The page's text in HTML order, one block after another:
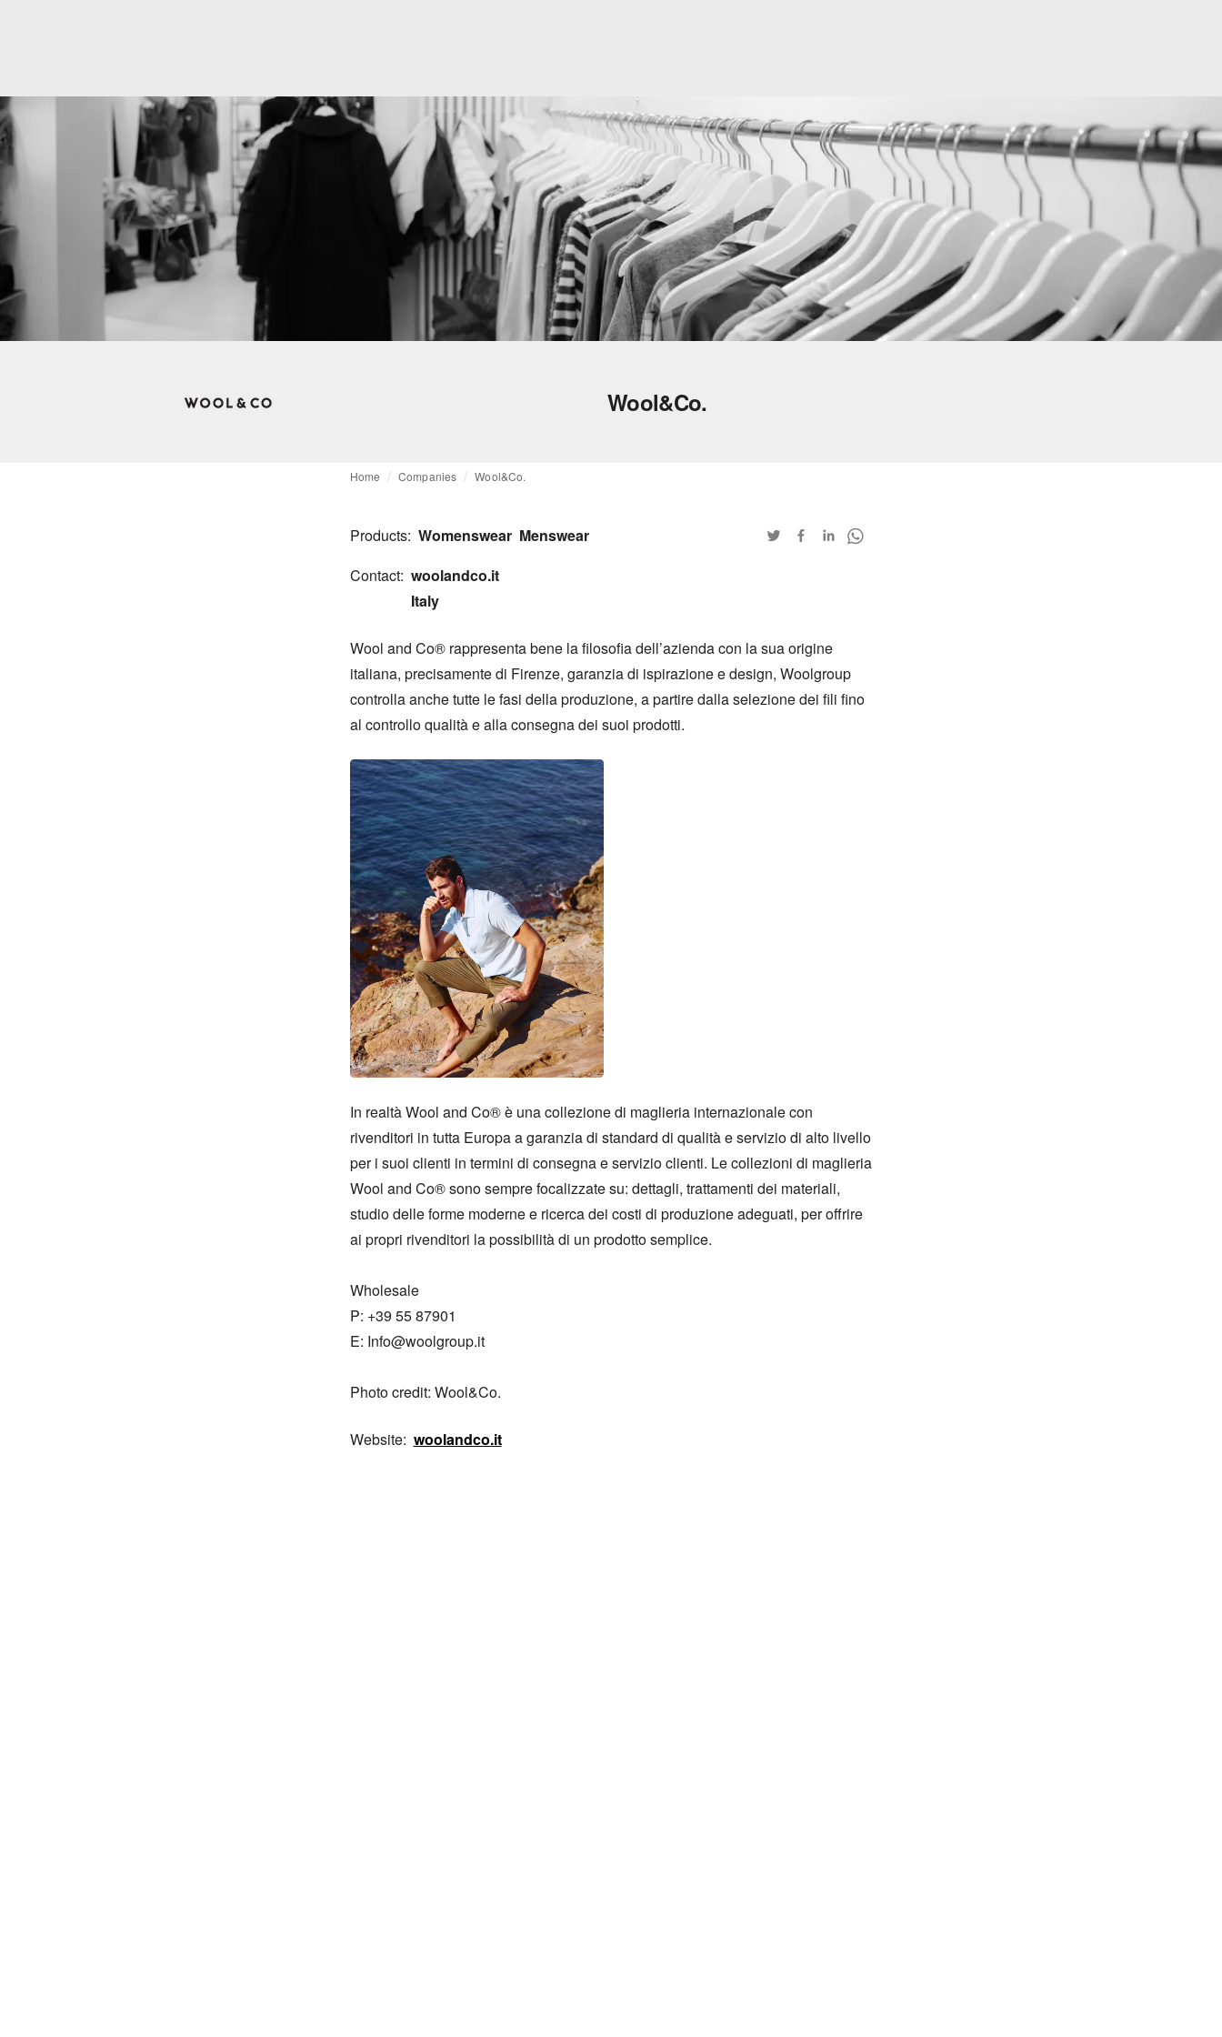
Wool&Co.
Home Companies Wool&Co.
Products: Womenswear Menswear
Contact: woolandco.it
Italy
Wool and Co® rappresenta bene la filosofia dell’azienda con la sua origine
italiana, precisamente di Firenze, garanzia di ispirazione e design, Woolgroup
controlla anche tutte le fasi della produzione, a partire dalla selezione dei fili fino
al controllo qualità e alla consegna dei suoi prodotti.
In realtà Wool and Co® è una collezione di maglieria internazionale con
rivenditori in tutta Europa a garanzia di standard di qualità e servizio di alto livello
per i suoi clienti in termini di consegna e servizio clienti. Le collezioni di maglieria
Wool and Co® sono sempre focalizzate su: dettagli, trattamenti dei materiali,
studio delle forme moderne e ricerca dei costi di produzione adeguati, per offrire
ai propri rivenditori la possibilità di un prodotto semplice.
Wholesale
P: +39 55 87901
E: Info@woolgroup.it
Photo credit: Wool&Co.
Website: woolandco.it